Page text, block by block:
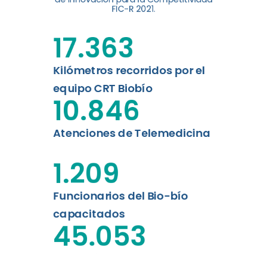
digital a los habitantes...
Leer más
FIC-R 2021.
Kilómetros recorridos por el
equipo CRT Biobío
17.363
Atenciones de Telemedicina
10.846
Funcionarios del Bio-bío
capacitados
1.209
45.053